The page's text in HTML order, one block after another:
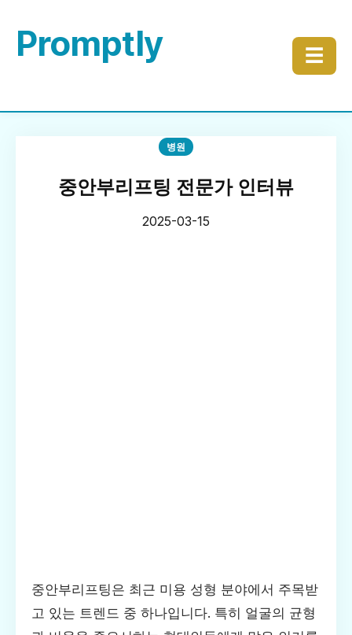
Promptly ☰
병원
중안부리프팅 전문가 인터뷰
2025-03-15
중안부리프팅은 최근 미용 성형 분야에서 주목받
고 있는 트렌드 중 하나입니다. 특히 얼굴의 균형